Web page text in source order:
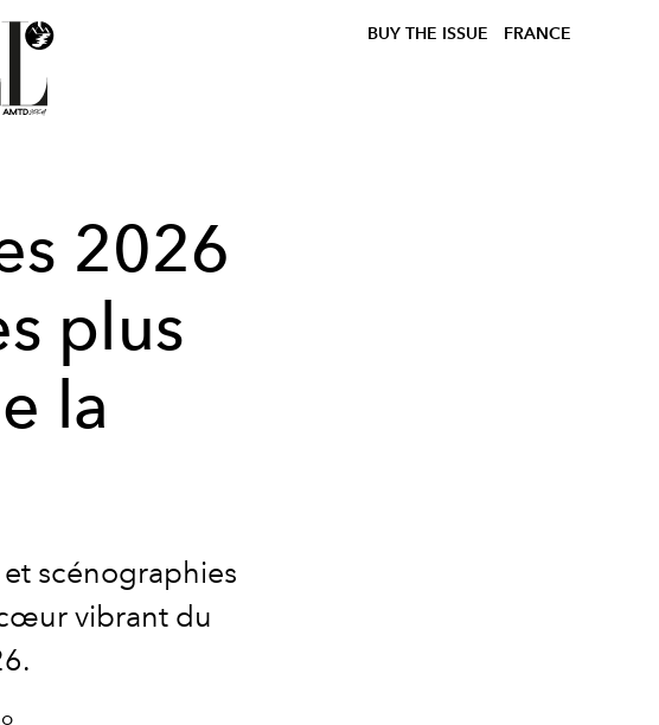
BUY THE ISSUE FRANCE
2026
plus
la
scénographies
vibrant du